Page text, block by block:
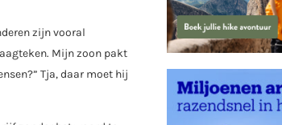
zijn vooral
Mijn zoon pakt
Tja, daar moet hij